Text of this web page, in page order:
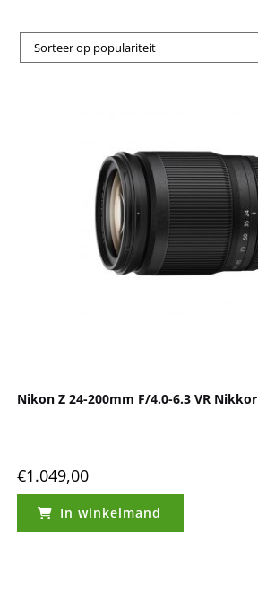
Sorteer op populariteit
Nikon Z 24-200mm F/4.0-6.3 VR Nikkor
€1.049,00
In winkelmand